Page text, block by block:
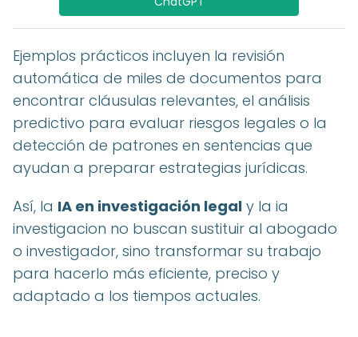
Ejemplos prácticos incluyen la revisión
automática de miles de documentos para
encontrar cláusulas relevantes, el análisis
predictivo para evaluar riesgos legales o la
detección de patrones en sentencias que
ayudan a preparar estrategias jurídicas.
Así, la IA en investigación legal y la ia
investigacion no buscan sustituir al abogado
o investigador, sino transformar su trabajo
para hacerlo más eficiente, preciso y
adaptado a los tiempos actuales.